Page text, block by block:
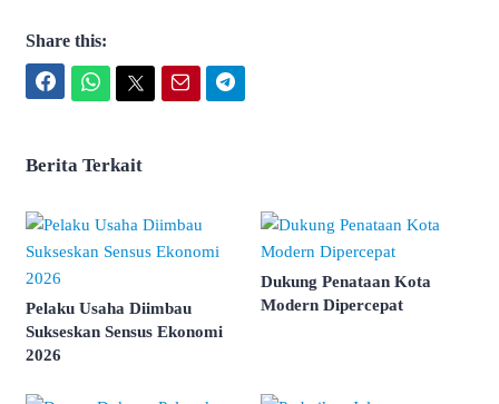
Share this:
Berita Terkait
Pelaku Usaha Diimbau
Sukseskan Sensus Ekonomi
2026
Dukung Penataan Kota
Modern Dipercepat